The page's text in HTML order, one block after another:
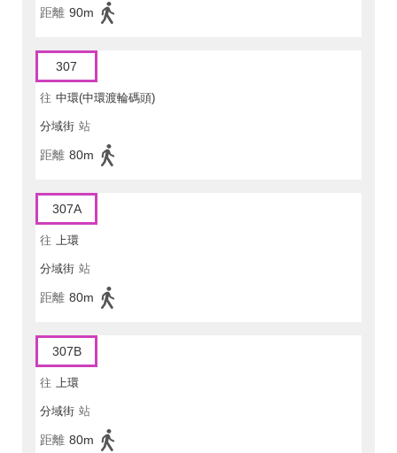
距離 90m
307
往 中環(中環渡輪碼頭)
分域街 站
距離 80m
307A
往 上環
分域街 站
距離 80m
307B
往 上環
分域街 站
距離 80m